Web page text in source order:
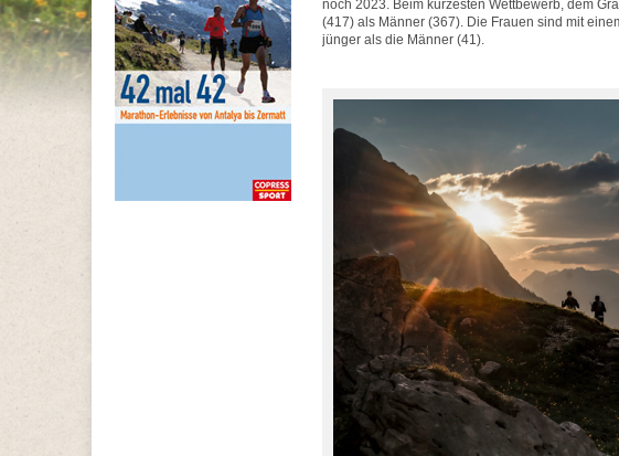
noch 2023. Beim kürzesten Wettbewerb, dem
(417) als Männer (367). Die Frauen sind mit
jünger als die Männer (41).